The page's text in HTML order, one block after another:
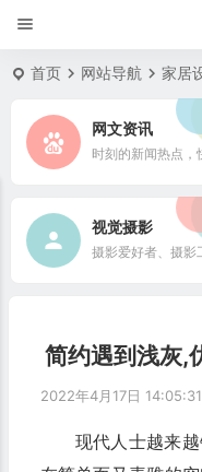
首页 网站导航 家居
网文资讯
视觉摄影
简约遇到浅灰,
2022年4月17日 14:05:31
现代人士越来